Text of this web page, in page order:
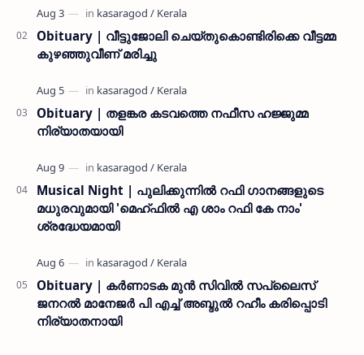
നൽകി കാസ…
Obituary | വീട്ടുജോലി ചെയ്തുകൊണ്ടിരിക്കെ വീട്ടമ്മ
കുഴഞ്ഞുവീണ് മരിച്ചു
Obituary | തളങ്കര കടവത്തെ നഫീസ ഹജ്ജുമ്മ
നിര്യാതയായി
Musical Night | പുലിക്കുന്നിൽ റഫി ഗാനങ്ങളുടെ
മധുരവുമായി 'മെഹ്ഫിൽ എ ശാം റഫി കേ നാം'
ശ്രദ്ധേയമായി
Obituary | കർണാടക മുൻ സിവില്‍ സപ്ലൈസ്
ജനറൽ മാനേജർ പി എച്ച് അബ്ദുൽ റഹീം കരിപ്പൊടി
നിര്യാതനായി